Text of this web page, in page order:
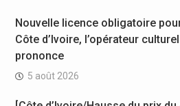
Nouvelle licence obligatoire
Côte d’Ivoire, l’opérateur
prononce
5 août 2026